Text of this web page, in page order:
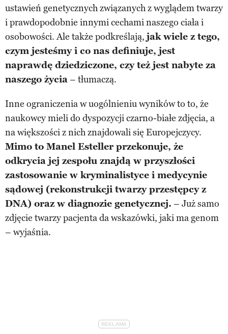
ustawień genetycznych związanych z wyglądem twarzy
i prawdopodobnie innymi cechami naszego ciała i
osobowości. Ale także podkreślają, jak wiele z tego,
czym jesteśmy i co nas definiuje, jest
naprawdę dziedziczone, czy też jest nabyte za
naszego życia– tłumaczą.
Inne ograniczenia w uogólnieniu wyników to to, że
naukowcy mieli do dyspozycji czarno-białe zdjęcia, a
na większości z nich znajdowali się Europejczycy.
Mimo to Manel Esteller przekonuje, że
odkrycia jej zespołu znajdą w przyszłości
zastosowanie w kryminalistyce i medycynie
sądowej (rekonstrukcji twarzy przestępcy z
DNA) oraz w diagnozie genetycznej. – Już samo
zdjęcie twarzy pacjenta da wskazówki, jaki ma genom
– wyjaśnia.